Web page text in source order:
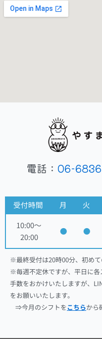
電話： 06-
受付時間 月 火
10:00～
20:00
● ●
※最終受付は20時00分、初めて
※毎週不定休ですが、平日に
手数をおかけいたしますが、
をお願いいたします。
⇒今月のシフトをこちらから